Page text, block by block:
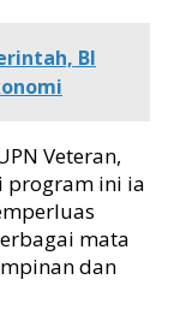
BI
Veteran,
program ini ia
mata
dan